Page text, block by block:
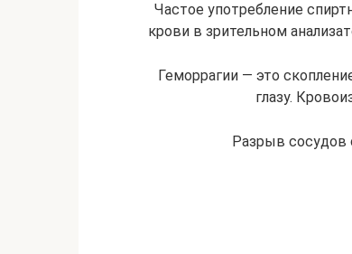
Частое употребление
крови в зрительном
Геморрагии — это
глазу.
Разрыв